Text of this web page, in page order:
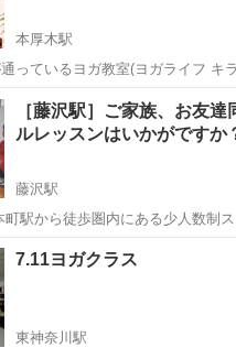
本厚木駅
っているヨガ教室(ヨガライフ キ
と日時について 本厚木駅から徒
週末(主に土、日曜日の午後)に行っ
本厚木駅 ヨガ レッス
［藤沢駅］ご家族、お友
ルレッスンはいかがですか
藤沢駅
町駅から徒歩圏内にある少人数制
りとヨガを学びたい方向けに、2名
しています。 ...
市 藤沢駅 ヨガ
7.11ヨガクラス
東神奈川駅